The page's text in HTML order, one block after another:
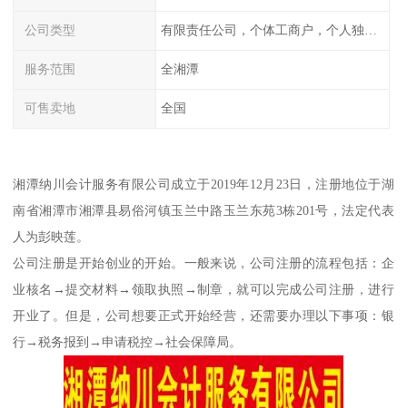
公司类型
服务范围 全湘潭
可售卖地 全国
湘潭纳川会计服务有限公司成立于2019年12月23日，注册地位于湖
南省湘潭市湘潭县易俗河镇玉兰中路玉兰东苑3栋201号，法定代表
人为彭映莲。
公司注册是开始创业的开始。一般来说，公司注册的流程包括：企
业核名→提交材料→领取执照→制章，就可以完成公司注册，进行
开业了。但是，公司想要正式开始经营，还需要办理以下事项：银
行→税务报到→申请税控→社会保障局。